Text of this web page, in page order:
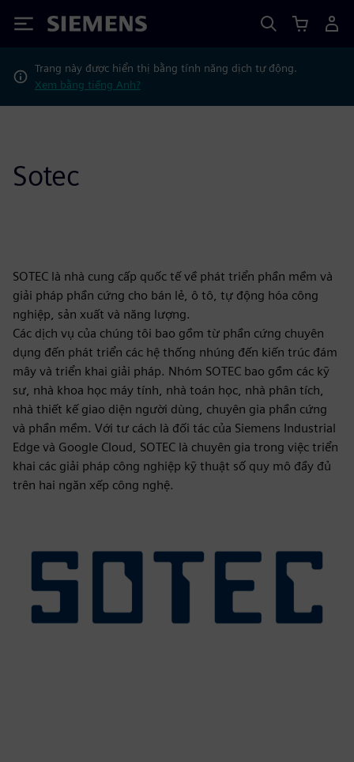
Siemens
Trang này được hiển thị bằng tính năng dịch tự động.
Xem bằng tiếng Anh?
Sotec
SOTEC là nhà cung cấp quốc tế về phát triển phần mềm và
giải pháp phần cứng cho bán lẻ, ô tô, tự động hóa công
nghiệp, sản xuất và năng lượng.
Các dịch vụ của chúng tôi bao gồm từ phần cứng chuyên
dụng đến phát triển các hệ thống nhúng đến kiến trúc đám
mây và triển khai giải pháp. Nhóm SOTEC bao gồm các kỹ
sư, nhà khoa học máy tính, nhà toán học, nhà phân tích,
nhà thiết kế giao diện người dùng, chuyên gia phần cứng
và phần mềm. Với tư cách là đối tác của Siemens Industrial
Edge và Google Cloud, SOTEC là chuyên gia trong việc triển
khai các giải pháp công nghiệp kỹ thuật số quy mô đầy đủ
trên hai ngăn xếp công nghệ.